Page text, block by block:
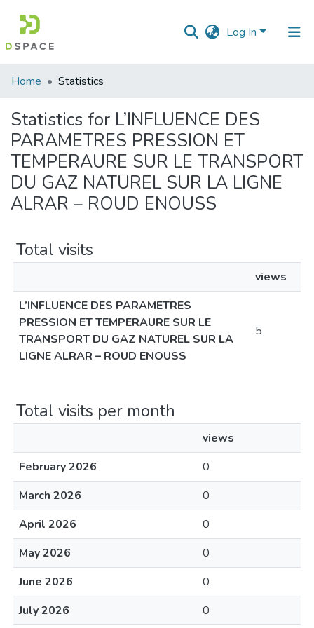
Log In
Communities
Collections
All of DSpace
Home Statistics
Statistics for L’INFLUENCE DES
PARAMETRES PRESSION ET
TEMPERAURE SUR LE TRANSPORT
DU GAZ NATUREL SUR LA LIGNE
ALRAR – ROUD ENOUSS
Total visits
views
L’INFLUENCE DES PARAMETRES
PRESSION ET TEMPERAURE SUR LE
TRANSPORT DU GAZ NATUREL SUR LA
LIGNE ALRAR – ROUD ENOUSS
5
Total visits per month
views
February 2026
0
March 2026
0
April 2026
0
May 2026
0
June 2026
0
July 2026
0